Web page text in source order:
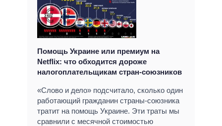
Помощь Украине или премиум на
Netflix: что обходится дороже
налогоплательщикам стран-союзников
«Слово и дело» подсчитало, сколько один
работающий гражданин страны-союзника
тратит на помощь Украине. Эти траты мы
сравнили с месячной стоимостью